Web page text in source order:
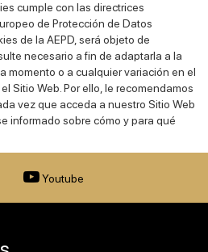
cumple con las directrices
de Protección de Datos
de la AEPD, será objeto de
necesario a fin de adaptarla a la
momento o a cualquier variación en el
Sitio Web. Por ello, le recomendamos
vez que acceda a nuestro Sitio Web
informado sobre cómo y para qué
Youtube